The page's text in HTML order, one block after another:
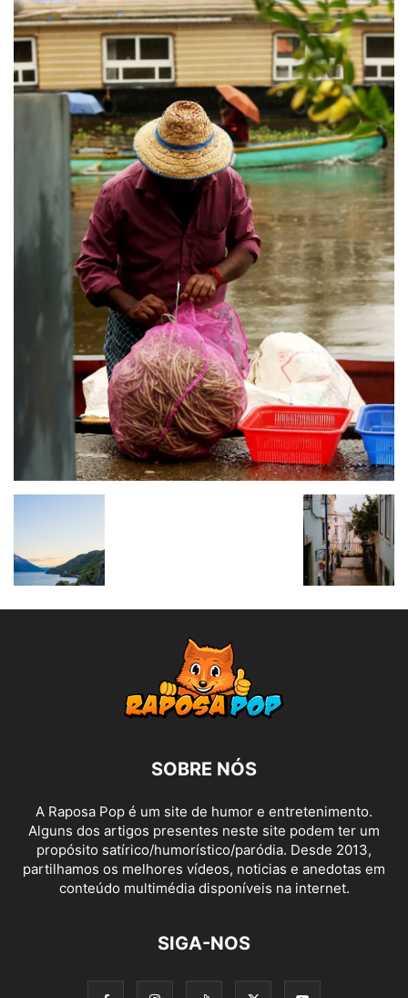
SOBRE NÓS
A Raposa Pop é um site de humor e entretenimento.
Alguns dos artigos presentes neste site podem ter um
propósito satírico/humorístico/paródia. Desde 2013,
partilhamos os melhores vídeos, noticias e anedotas em
conteúdo multimédia disponíveis na internet.
SIGA-NOS